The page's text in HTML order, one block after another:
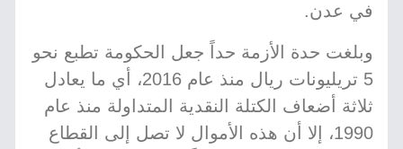
في عدن.
وبلغت حدة الأزمة حداً جعل الحكومة تطبع نحو
5 تريليونات ريال منذ عام 2016، أي ما يعادل
ثلاثة أضعاف الكتلة النقدية المتداولة منذ عام
1990، إلا أن هذه الأموال لا تصل إلى القطاع